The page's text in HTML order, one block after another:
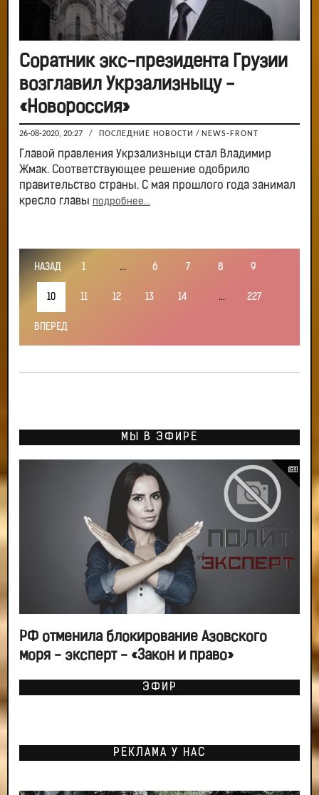
Соратник экс-президента Грузии
возглавил Укрзализныцу -
«Новороссия»
26-08-2020, 20:27 / ПОСЛЕДНИЕ НОВОСТИ / NEWS-FRONT
Главой правления Укрзализныци стал Владимир
Жмак. Соответствующее решение одобрило
правительство страны. С мая прошлого года занимал
кресло главы подробнее...
НАЗАД 1 ... 6 7 8 9
10 11 12 13 14 ... 227
ВПЕРЕД
МЫ В ЭФИРЕ
РФ отменила блокирование Азовского
моря - эксперт - «Закон и право»
ЭФИР
РЕКЛАМА У НАС